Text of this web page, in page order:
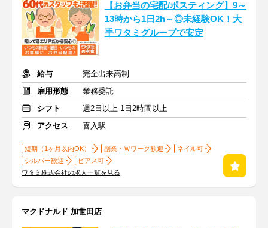
【お弁当の宅配/ポスティング】9～
13時から1日2h～◎未経験OK！大
手ワタミグループで安定
給与
完全出来高制
雇用形態
業務委託
シフト
週2日以上 1日2時間以上
アクセス
喜入駅
短期（1ヶ月以内OK） 副業・Ｗワーク歓迎
ネイル可
シルバー歓迎
ピアス可
ワタミ株式会社の求人一覧を見る
マクドナルド 加世田店